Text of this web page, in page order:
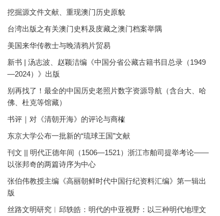
挖掘源文件文献、重现澳门历史原貌
台湾出版之有关澳门史料及庋藏之澳门档案举隅
美国来华传教士与晚清鸦片贸易
新书 | 汤志波、赵颖洁编《中国分省公藏古籍书目总录（1949
—2024）》出版
别再找了！最全的中国历史老照片数字资源导航（含台大、哈
佛、杜克等馆藏）
书评｜对《清朝开海》的评论与商榷
东京大学公布一批新的“琉球王国”文献
刊文 || 明代正德年间（1506—1521）浙江市舶司提举考论——
以张邦奇的两篇诗序为中心
张伯伟教授主编《高丽朝鲜时代中国行纪资料汇编》第一辑出
版
丝路文明研究︱邱轶皓：明代的中亚视野：以三种明代地理文